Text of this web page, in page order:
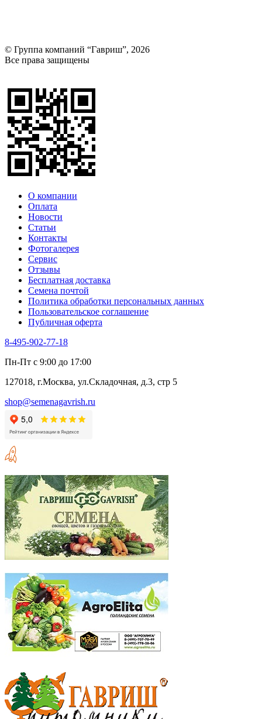
© Группа компаний “Гавриш”, 2026
Все права защищены
О компании
Оплата
Новости
Статьи
Контакты
Фотогалерея​
Сервис
Отзывы
Бесплатная доставка
Семена почтой
Политика обработки персональных данных
Пользовательское соглашение
Публичная оферта
8-495-902-77-18
Пн-Пт с 9:00 до 17:00
127018, г.Москва, ул.Складочная, д.3, стр 5
shop@semenagavrish.ru